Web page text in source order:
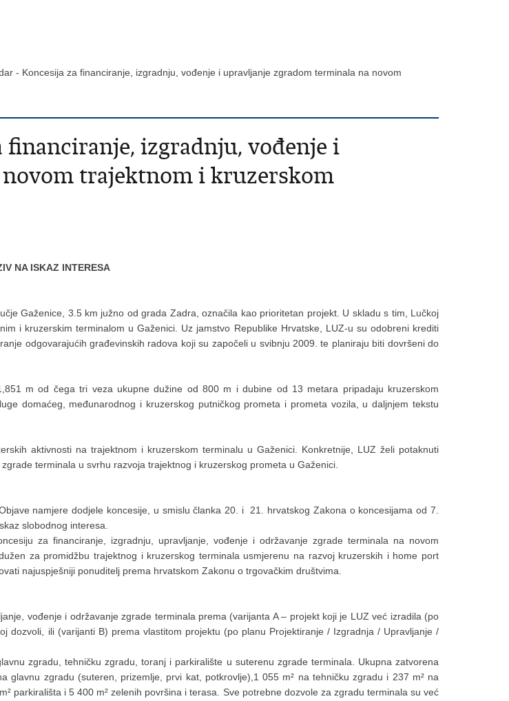
- Koncesija za financiranje, izgradnju, vođenje i upravljanje zgradom terminala na novom
financiranje, izgradnju, vođenje i
trajektnom i kruzerskom
NA ISKAZ INTERESA
Gaženice, 3.5 km južno od grada Zadra, označila kao prioritetan projekt. U skladu s tim, Lučkoj
i kruzerskim terminalom u Gaženici. Uz jamstvo Republike Hrvatske, LUZ-u su odobreni krediti
odgovarajućih građevinskih radova koji su započeli u svibnju 2009. te planiraju biti dovršeni do
m od čega tri veza ukupne dužine od 800 m i dubine od 13 metara pripadaju kruzerskom
domaćeg, međunarodnog i kruzerskog putničkog prometa i prometa vozila, u daljnjem tekstu
aktivnosti na trajektnom i kruzerskom terminalu u Gaženici. Konkretnije, LUZ želi potaknuti
terminala u svrhu razvoja trajektnog i kruzerskog prometa u Gaženici.
namjere dodjele koncesije, u smislu članka 20. i 21. hrvatskog Zakona o koncesijama od 7.
slobodnog interesa.
za financiranje, izgradnju, upravljanje, vođenje i održavanje zgrade terminala na novom
za promidžbu trajektnog i kruzerskog terminala usmjerenu na razvoj kruzerskih i home port
najuspješniji ponuditelj prema hrvatskom Zakonu o trgovačkim društvima.
vođenje i održavanje zgrade terminala prema (varijanta A – projekt koji je LUZ već izradila (po
ili (varijanti B) prema vlastitom projektu (po planu Projektiranje / Izgradnja / Upravljanje /
zgradu, tehničku zgradu, toranj i parkiralište u suterenu zgrade terminala. Ukupna zatvorena
glavnu zgradu (suteren, prizemlje, prvi kat, potkrovlje),1 055 m² na tehničku zgradu i 237 m² na
parkirališta i 5 400 m² zelenih površina i terasa. Sve potrebne dozvole za zgradu terminala su već